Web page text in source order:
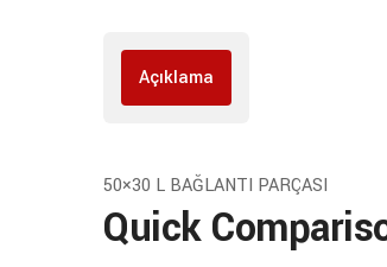
Açıklama
50×30 L BAĞLANTI PARÇASI
Quick